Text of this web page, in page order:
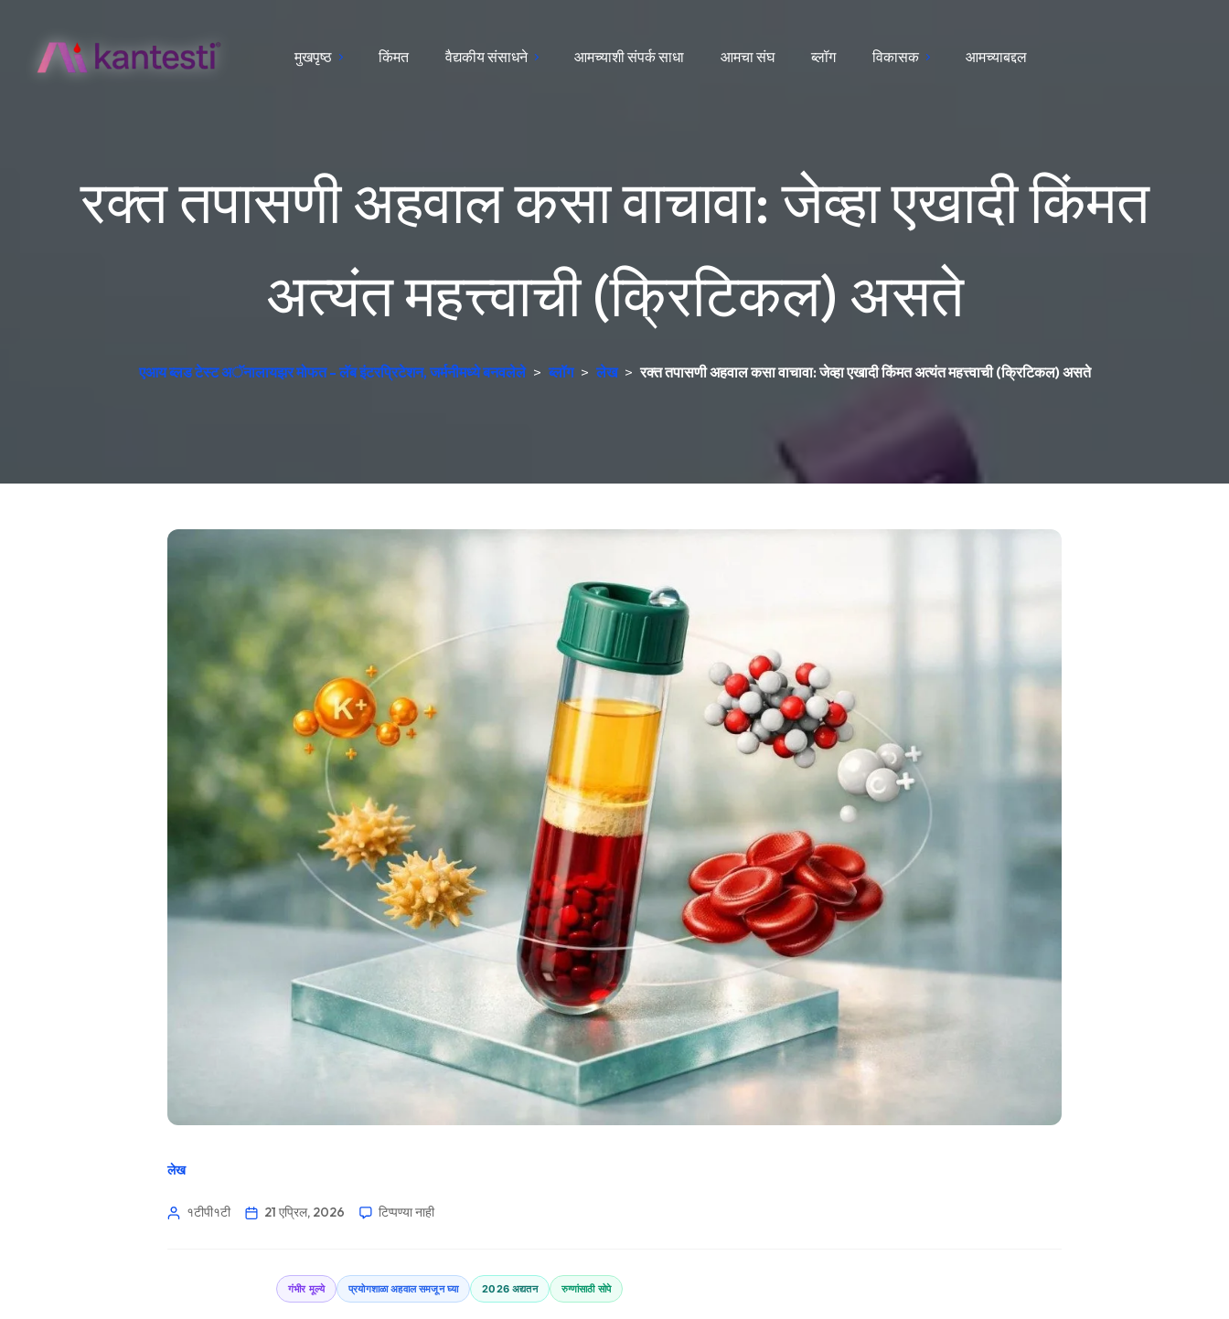
मुखपृष्ठ किंमत वैद्यकीय संसाधने आमच्याशी संपर्क साधा आमचा संघ ब्लॉग विकासक आमच्याबद्दल
रक्त तपासणी अहवाल कसा वाचावा: जेव्हा एखादी किंमत
अत्यंत महत्त्वाची (क्रिटिकल) असते
एआय ब्लड टेस्ट अॅनालायझर मोफत - लॅब इंटरप्रिटेशन, जर्मनीमध्ये बनवलेले > ब्लॉग > लेख > रक्त तपासणी अहवाल कसा वाचावा: जेव्हा एखादी किंमत अत्यंत महत्त्वाची (क्रिटिकल) असते
लेख
१टीपी१टी 21 एप्रिल, 2026 टिप्पण्या नाही
गंभीर मूल्ये प्रयोगशाळा अहवाल समजून घ्या 2026 अद्यतन रुग्णांसाठी सोपे